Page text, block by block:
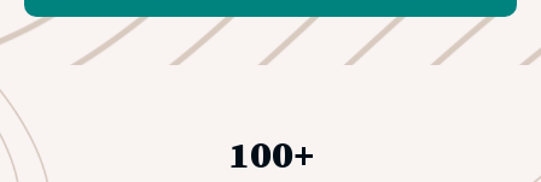
100+